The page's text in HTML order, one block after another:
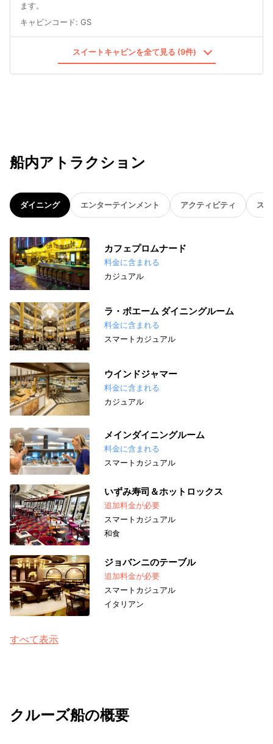
ます。
キャビンコード: GS
スイートキャビンを全て見る (9件)
船内アトラクション
ダイニング エンターテインメント アクティビティ ス
カフェプロムナード
料金に含まれる
カジュアル
ラ・ボエーム ダイニングルーム
料金に含まれる
スマートカジュアル
ウインドジャマー
料金に含まれる
カジュアル
メインダイニングルーム
料金に含まれる
スマートカジュアル
いずみ寿司＆ホットロックス
追加料金が必要
スマートカジュアル
和食
ジョバンニのテーブル
追加料金が必要
スマートカジュアル
イタリアン
すべて表示
クルーズ船の概要